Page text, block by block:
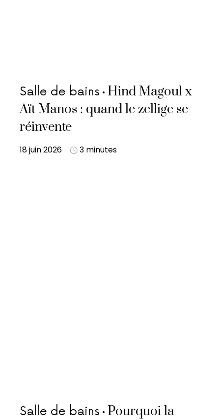
Salle de bains
Hind Magoul x
Aït Manos : quand le zellige se
réinvente
18 juin 2026 3 minutes
Salle de bains
Pourquoi la